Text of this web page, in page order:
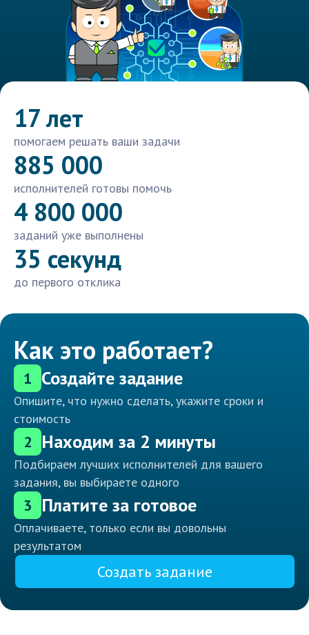
17 лет
помогаем решать ваши задачи
885 000
исполнителей готовы помочь
4 800 000
заданий уже выполнены
35 секунд
до первого отклика
Как это работает?
1 Создайте задание
Опишите, что нужно сделать, укажите сроки и
стоимость
2 Находим за 2 минуты
Подбираем лучших исполнителей для вашего
задания, вы выбираете одного
3 Платите за готовое
Оплачиваете, только если вы довольны
результатом
Создать задание